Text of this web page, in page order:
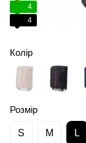
4
4
Колір
Розмір
S M L